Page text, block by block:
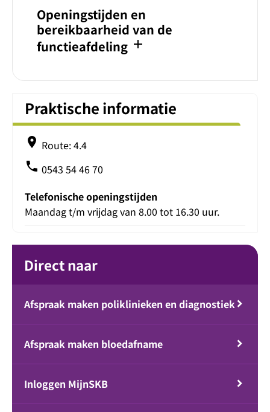
Openingstijden en
bereikbaarheid van de
functieafdeling add
Praktische informatie
place Route: 4.4
phone 0543 54 46 70
Telefonische openingstijden
Maandag t/m vrijdag van 8.00 tot 16.30 uur.
Direct naar
Afspraak maken poliklinieken en diagnostiek
Afspraak maken bloedafname
Inloggen MijnSKB